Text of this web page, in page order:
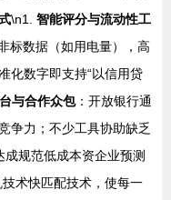
\n1. 智能评分与流动性工
标数据（如用电量），高
化数字即支持“以信用贷
与合作众包：开放银行通
争力；不少工具协助缺乏
规范低成本资企业预测
术快匹配技术，使每一